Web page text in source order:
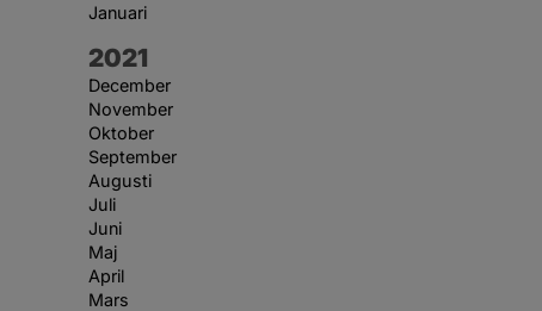
Januari
År:
2021
December
November
Oktober
September
Augusti
Juli
Juni
Maj
April
Mars